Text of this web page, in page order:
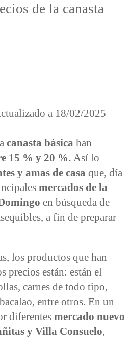
de la canasta
a 18/02/2025
canasta básica han
15 % y 20 %. Así lo
y amas de casa que, día
mercados de la
en búsqueda de
a fin de preparar
los productos que han
precios están: están el
carnes de todo tipo,
entre otros. En un
diferentes mercado nuevo
y Villa Consuelo,